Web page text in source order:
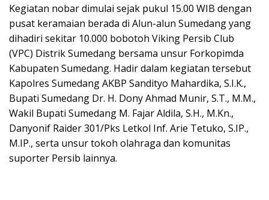
Kegiatan nobar dimulai sejak pukul 15.00 WIB dengan
pusat keramaian berada di Alun-alun Sumedang yang
dihadiri sekitar 10.000 bobotoh Viking Persib Club
(VPC) Distrik Sumedang bersama unsur Forkopimda
Kabupaten Sumedang. Hadir dalam kegiatan tersebut
Kapolres Sumedang AKBP Sandityo Mahardika, S.I.K.,
Bupati Sumedang Dr. H. Dony Ahmad Munir, S.T., M.M.,
Wakil Bupati Sumedang M. Fajar Aldila, S.H., M.Kn.,
Danyonif Raider 301/Pks Letkol Inf. Arie Tetuko, S.IP.,
M.IP., serta unsur tokoh olahraga dan komunitas
suporter Persib lainnya.